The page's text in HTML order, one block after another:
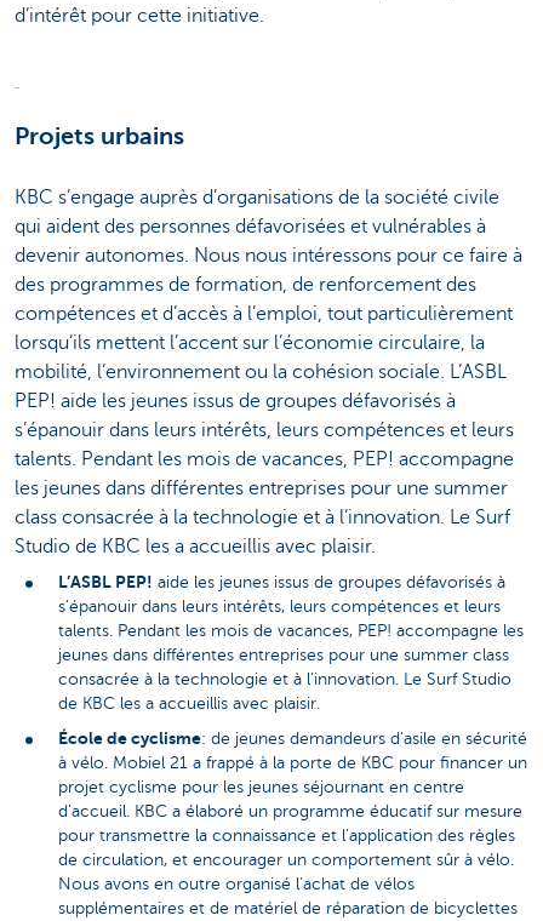
d’intérêt pour cette initiative.
Projets urbains
KBC s’engage auprès d’organisations de la société civile
qui aident des personnes défavorisées et vulnérables à
devenir autonomes. Nous nous intéressons pour ce faire à
des programmes de formation, de renforcement des
compétences et d’accès à l’emploi, tout particulièrement
lorsqu’ils mettent l’accent sur l’économie circulaire, la
mobilité, l’environnement ou la cohésion sociale. L’ASBL
PEP! aide les jeunes issus de groupes défavorisés à
s’épanouir dans leurs intérêts, leurs compétences et leurs
talents. Pendant les mois de vacances, PEP! accompagne
les jeunes dans différentes entreprises pour une summer
class consacrée à la technologie et à l’innovation. Le Surf
Studio de KBC les a accueillis avec plaisir.
L’ASBL PEP! aide les jeunes issus de groupes défavorisés à
s’épanouir dans leurs intérêts, leurs compétences et leurs
talents. Pendant les mois de vacances, PEP! accompagne les
jeunes dans différentes entreprises pour une summer class
consacrée à la technologie et à l’innovation. Le Surf Studio
de KBC les a accueillis avec plaisir.
École de cyclisme: de jeunes demandeurs d’asile en sécurité
à vélo. Mobiel 21 a frappé à la porte de KBC pour financer un
projet cyclisme pour les jeunes séjournant en centre
d’accueil. KBC a élaboré un programme éducatif sur mesure
pour transmettre la connaissance et l’application des règles
de circulation, et encourager un comportement sûr à vélo.
Nous avons en outre organisé l’achat de vélos
supplémentaires et de matériel de réparation de bicyclettes